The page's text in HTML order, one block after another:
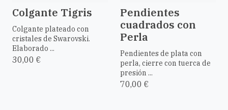
Colgante Tigris
Colgante plateado con
cristales de Swarovski.
Elaborado ...
30,00 €
Pendientes
cuadrados con
Perla
Pendientes de plata con
perla, cierre con tuerca de
presión ...
70,00 €